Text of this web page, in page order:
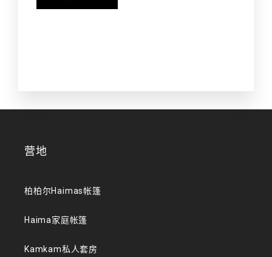
营地
柏柏尔Haimas帐篷
Haima家庭帐篷
Kamkam私人套房